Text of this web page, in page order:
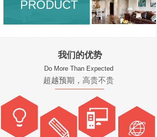
PRODUCT
我们的优势
Do More Than Expected
超越预期， 高贵不贵